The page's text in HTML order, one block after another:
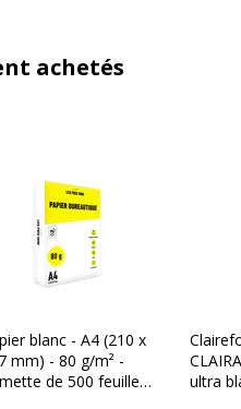
achetés
blanc - A4 (210 x
mm) - 80 g/m² -
de 500 feuilles
ultra